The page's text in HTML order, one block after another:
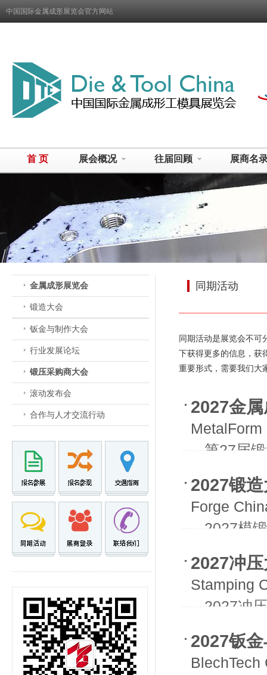
中国国际金属成形展览会官方网站
首 页 展会概况 往届回顾 展商名
金属成形展览会
锻造大会
钣金与制作大会
行业发展论坛
锻压采购商大会
滚动发布会
合作与人才交流行动
同期活动
同期活动是展览会不可
下获得更多的信息，获
重要形式，需要我们大
2027金
- -第27届
2027锻
Forge
- -2027模
2027冲
Stamping
- -2027冲
2027钣
BlechTech